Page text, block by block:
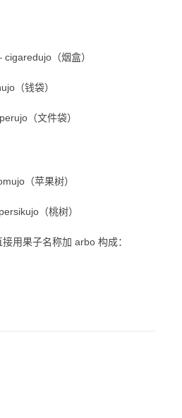
（烟盒）
（钱袋）
（文件袋）
（苹果树）
（桃树）
用果子名称加 arbo 构成：